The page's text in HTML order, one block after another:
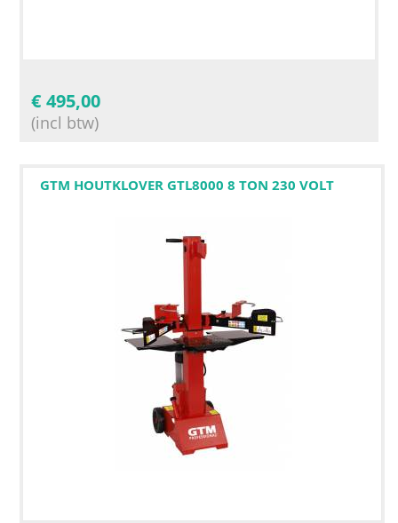
€ 495,00
(incl btw)
GTM HOUTKLOVER GTL8000 8 TON 230 VOLT